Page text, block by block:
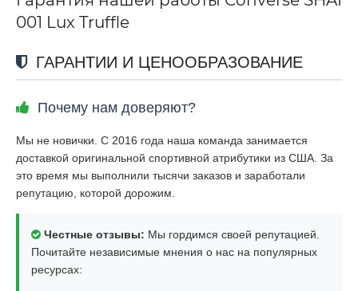
001 Lux Truffle
ГАРАНТИИ И ЦЕНООБРАЗОВАНИЕ
Почему нам доверяют?
Мы не новички. С 2016 года наша команда занимается
доставкой оригинальной спортивной атрибутики из США. За
это время мы выполнили тысячи заказов и заработали
репутацию, которой дорожим.
Честные отзывы: Мы гордимся своей репутацией.
Почитайте независимые мнения о нас на популярных
ресурсах: